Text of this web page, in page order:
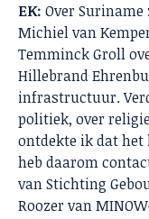
EK: Over
Michiel van
Temminck Groll
Hillebrand
infrastructuur.
politiek, over
ontdekte ik dat
heb daarom
van Stichting
Roozer van